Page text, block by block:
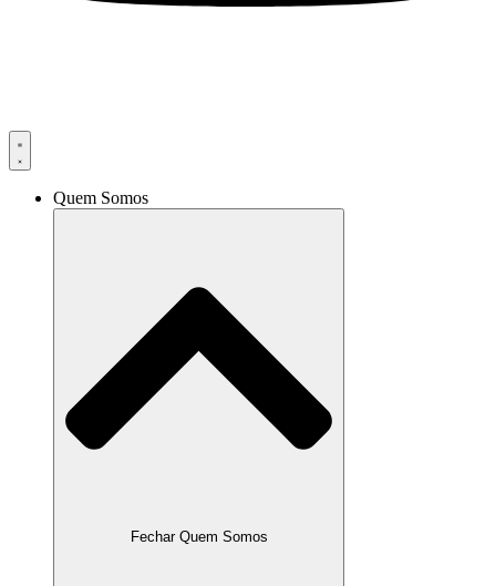
Quem Somos
Fechar Quem Somos